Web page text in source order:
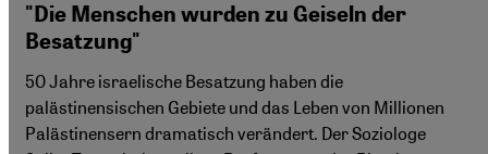
"Die Menschen wurden zu Geiseln der
Besatzung"
50 Jahre israelische Besatzung haben die
palästinensischen Gebiete und das Leben von Millionen
Palästinensern dramatisch verändert. Der Soziologe